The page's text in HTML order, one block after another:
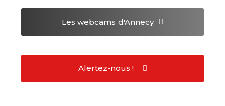
Les webcams d'Annecy
Alertez-nous !